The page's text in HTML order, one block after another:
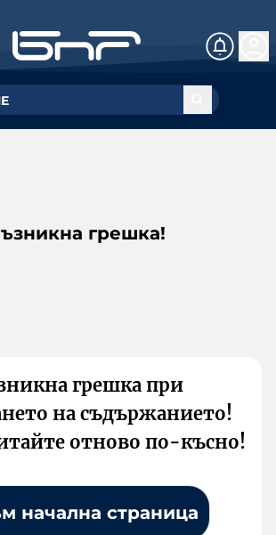
грешка!
грешка при
на съдържанието!
отново по-късно!
начална страница